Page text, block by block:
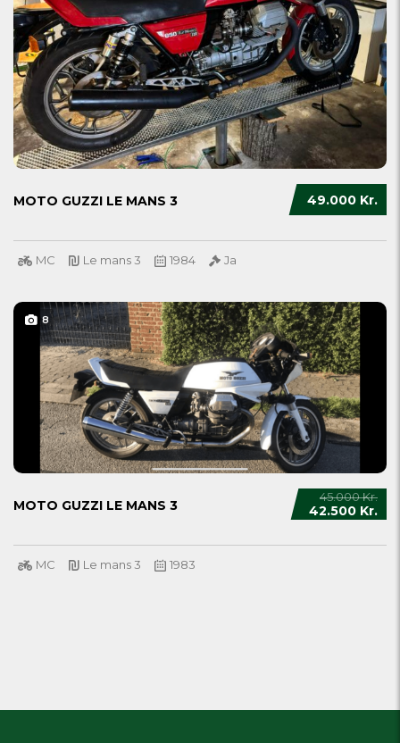
49.000 Kr.
MOTO GUZZI LE MANS 3
MC Le mans 3 1984 Ja
8
45.000 Kr.
42.500 Kr.
MOTO GUZZI LE MANS 3
MC Le mans 3 1983